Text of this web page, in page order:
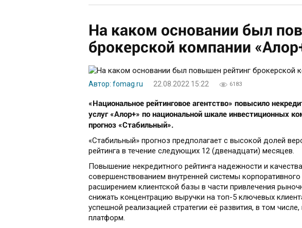
На каком основании был
брокерской компании
Автор: fomag.ru 22.08.2022 15:22 6183
«Национальное рейтинговое агентство» повысило
услуг «Алор+» по национальной шкале инвестиционных
прогноз «Стабильный».
«Стабильный» прогноз предполагает с высокой долей
рейтинга в течение следующих 12 (двенадцати) месяцев.
Повышение некредитного рейтинга надежности и
совершенствованием внутренней системы
расширением клиентской базы в части привлечения
снижать концентрацию выручки на топ-5 ключевых
успешной реализацией стратегии её развития, в том
платформ.